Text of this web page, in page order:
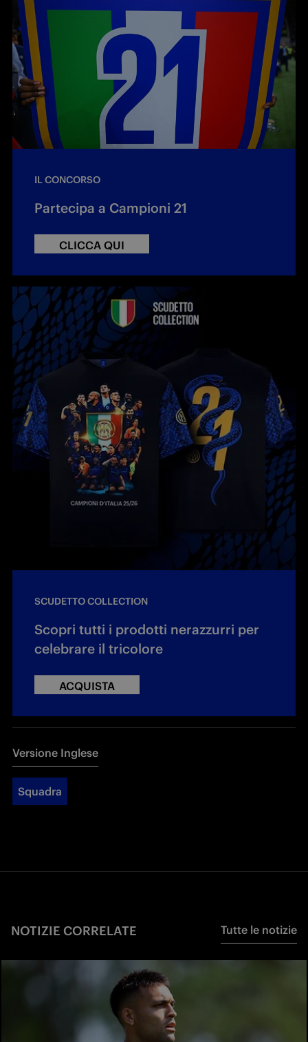
IL CONCORSO
Partecipa a Campioni 21
CLICCA QUI
SCUDETTO COLLECTION
Scopri tutti i prodotti nerazzurri per
celebrare il tricolore
ACQUISTA
Versione Inglese
Squadra
NOTIZIE CORRELATE Tutte le notizie